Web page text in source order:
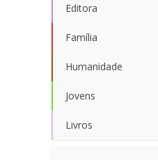
Editora
Família
Humanidade
Jovens
Livros